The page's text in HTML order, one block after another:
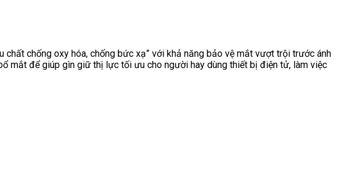
chống oxy hóa, chống bức xạ” với khả năng bảo vệ mắt vượt trội trước ánh
mắt để giúp gìn giữ thị lực tối ưu cho người hay dùng thiết bị điện tử, làm việc